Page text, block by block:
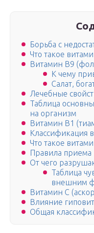
Борьба с
Что такое
Витамин B9
К чему
Салат,
Лечебные
Таблица
на организм
Витамин В1
Классификация
Что такое
Правила приема
От чего
Таблица
внешним
Витамин С
Влияние
Общая